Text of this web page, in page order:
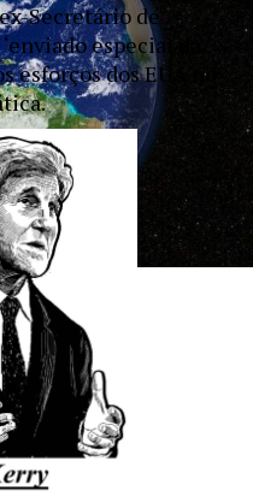
Secretário de
especial da
esforços dos EUA no